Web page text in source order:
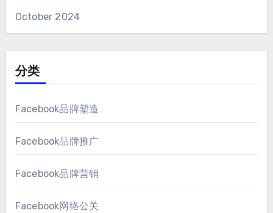
October 2024
分类
Facebook品牌塑造
Facebook品牌推广
Facebook品牌营销
Facebook网络公关